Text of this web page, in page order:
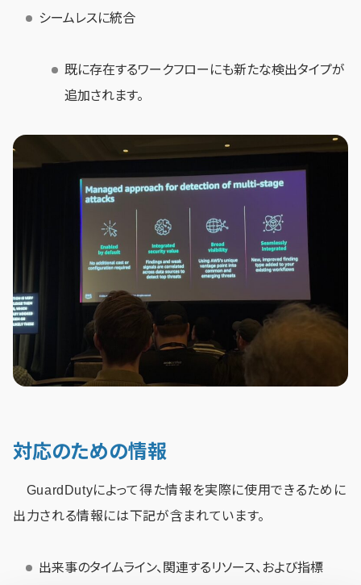
シームレスに統合
既に存在するワークフローにも新たな検出タイプが
追加されます。
対応のための情報
GuardDutyによって得た情報を実際に使用できるために
出力される情報には下記が含まれています。
出来事のタイムライン、関連するリソース、および指標